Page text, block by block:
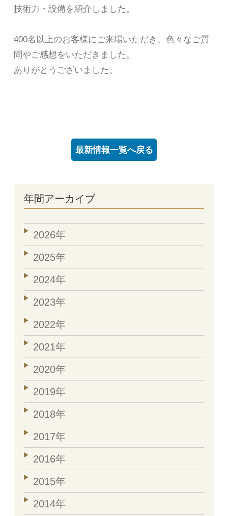
技術力・設備を紹介しました。
400名以上のお客様にご来場いただき、色々なご質
問やご感想をいただきました。
ありがとうございました。
最新情報一覧へ戻る
年間アーカイブ
2026年
2025年
2024年
2023年
2022年
2021年
2020年
2019年
2018年
2017年
2016年
2015年
2014年